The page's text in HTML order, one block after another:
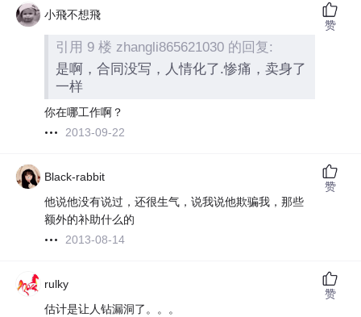
小飛不想飛
引用 9 楼 zhangli865621030 的回复:
是啊，合同没写，人情化了.惨痛，卖身了
一样
你在哪工作啊？
2013-09-22
赞
Black-rabbit
他说他没有说过，还很生气，说我说他欺骗我，那些
额外的补助什么的
2013-08-14
赞
rulky
估计是让人钻漏洞了。。。
赞